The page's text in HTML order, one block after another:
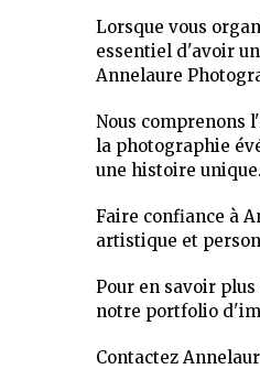
Lorsque vous
essentiel d'avoir
Annelaure
Nous comprenons
la photographie
une histoire unique.
Faire confiance à
artistique et
Pour en savoir
notre portfolio
Contactez